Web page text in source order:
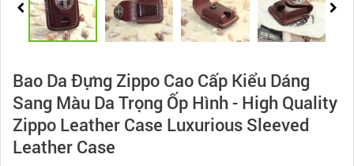
Bao Da Đựng Zippo Cao Cấp Kiểu Dáng
Sang Màu Da Trọng Ốp Hình - High Quality
Zippo Leather Case Luxurious Sleeved
Leather Case